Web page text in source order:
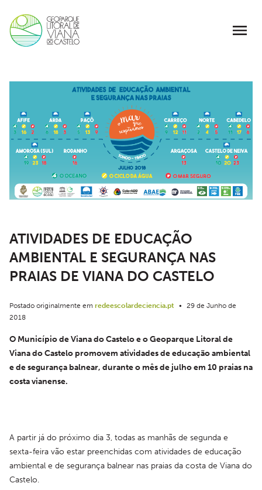
ATIVIDADES DE EDUCAÇÃO
AMBIENTAL E SEGURANÇA NAS
PRAIAS DE VIANA DO CASTELO
Postado originalmente em redeescolardeciencia.pt •
29 de Junho de
2018
O Município de Viana do Castelo e o Geoparque Litoral de
Viana do Castelo promovem atividades de educação ambiental
e de segurança balnear, durante o mês de julho em 10 praias na
costa vianense.
A partir já do próximo dia 3, todas as manhãs de segunda e
sexta-feira vão estar preenchidas com atividades de educação
ambiental e de segurança balnear nas praias da costa de Viana do
Castelo.